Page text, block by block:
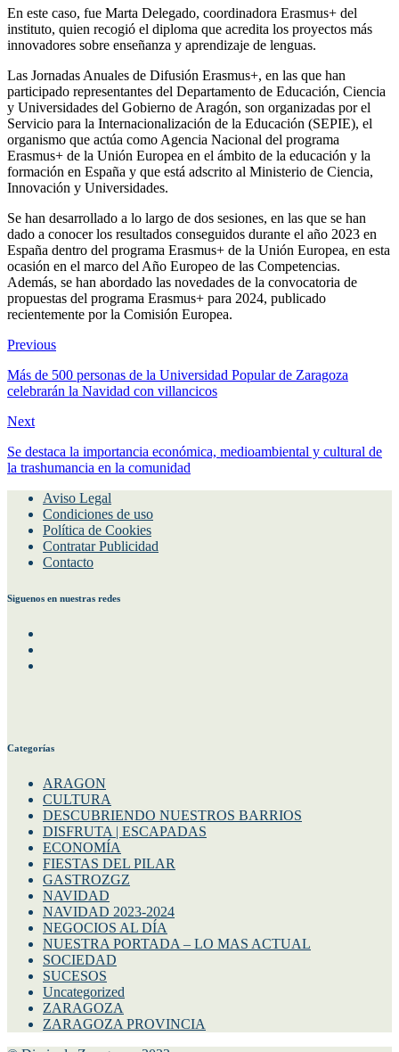
En este caso, fue Marta Delegado, coordinadora Erasmus+ del
instituto, quien recogió el diploma que acredita los proyectos más
innovadores sobre enseñanza y aprendizaje de lenguas.
Las Jornadas Anuales de Difusión Erasmus+, en las que han
participado representantes del Departamento de Educación, Ciencia
y Universidades del Gobierno de Aragón, son organizadas por el
Servicio para la Internacionalización de la Educación (SEPIE), el
organismo que actúa como Agencia Nacional del programa
Erasmus+ de la Unión Europea en el ámbito de la educación y la
formación en España y que está adscrito al Ministerio de Ciencia,
Innovación y Universidades.
Se han desarrollado a lo largo de dos sesiones, en las que se han
dado a conocer los resultados conseguidos durante el año 2023 en
España dentro del programa Erasmus+ de la Unión Europea, en esta
ocasión en el marco del Año Europeo de las Competencias.
Además, se han abordado las novedades de la convocatoria de
propuestas del programa Erasmus+ para 2024, publicado
recientemente por la Comisión Europea.
Previous
Más de 500 personas de la Universidad Popular de Zaragoza
celebrarán la Navidad con villancicos
Next
Se destaca la importancia económica, medioambiental y cultural de
la trashumancia en la comunidad
Aviso Legal
Condiciones de uso
Política de Cookies
Contratar Publicidad
Contacto
Siguenos en nuestras redes
Categorías
ARAGON
CULTURA
DESCUBRIENDO NUESTROS BARRIOS
DISFRUTA | ESCAPADAS
ECONOMÍA
FIESTAS DEL PILAR
GASTROZGZ
NAVIDAD
NAVIDAD 2023-2024
NEGOCIOS AL DÍA
NUESTRA PORTADA – LO MAS ACTUAL
SOCIEDAD
SUCESOS
Uncategorized
ZARAGOZA
ZARAGOZA PROVINCIA